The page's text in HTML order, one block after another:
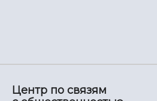
Центр по связям